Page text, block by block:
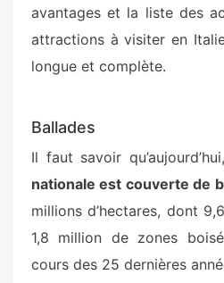
avantages et la liste des
attractions à visiter en
longue et complète.
Ballades
Il faut savoir qu’aujourd’hui,
nationale est couverte de
millions d’hectares, dont
1,8 million de zones
cours des 25 dernières